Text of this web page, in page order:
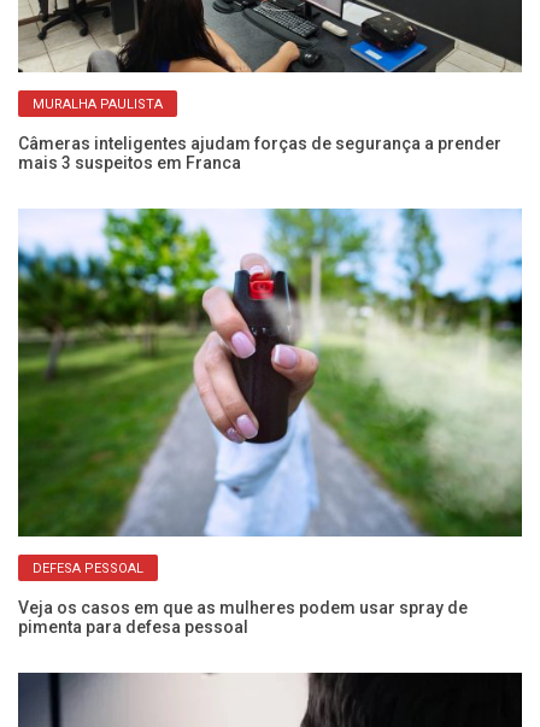
MURALHA PAULISTA
Câmeras inteligentes ajudam forças de segurança a prender
mais 3 suspeitos em Franca
DEFESA PESSOAL
Veja os casos em que as mulheres podem usar spray de
pimenta para defesa pessoal